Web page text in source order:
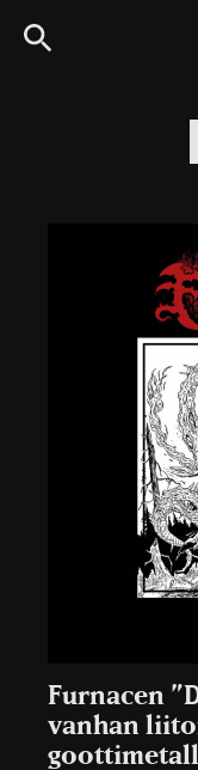
Siirry
suoraan
Furnacen
vanhan